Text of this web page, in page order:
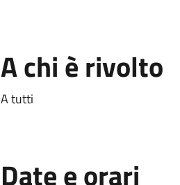
A chi è rivolto
A tutti
Date e orari